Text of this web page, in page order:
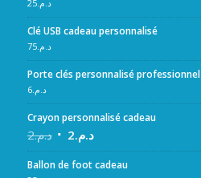
د.م.25
Clé USB cadeau personnalisé
د.م.75
Porte clés personnalisé professionnel
د.م.6
Crayon personnalisé cadeau
د.م.2 د.م.2
Ballon de foot cadeau